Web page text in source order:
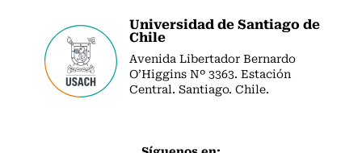
Universidad de Santiago de
Chile
Avenida Libertador Bernardo
O’Higgins Nº 3363. Estación
Central. Santiago. Chile.